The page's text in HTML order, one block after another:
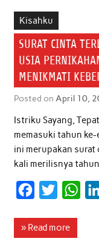
b
o
o
k
e
r
A
p
p
Kisahku
SURAT CINTA
USIA
MENIKMATI
Posted on April 10,
Istriku Sayang,
memasuki tahun
ini merupakan
kali merilisnya
c
i
W
» Read more